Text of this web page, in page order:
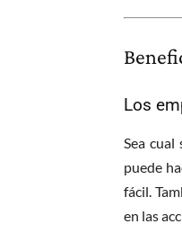
Los
Sea
puede
fácil.
en las